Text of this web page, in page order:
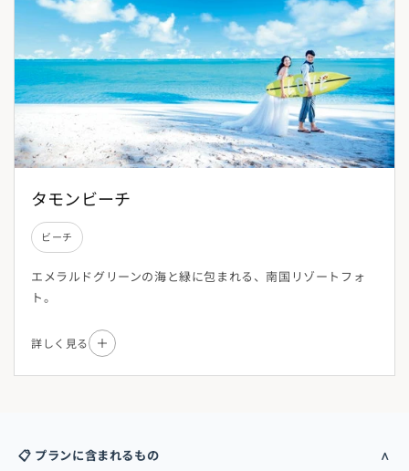
タモンビーチ
ビーチ
エメラルドグリーンの海と緑に包まれる、南国リゾートフォ
ト。
詳しく見る
📋 プランに含まれるもの